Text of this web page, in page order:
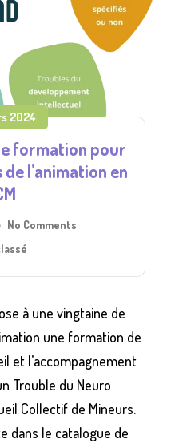
2024
formation pour
l’animation en
No Comments
à une vingtaine de
une formation de
et l’accompagnement
Trouble du Neuro
Collectif de Mineurs.
dans le catalogue de